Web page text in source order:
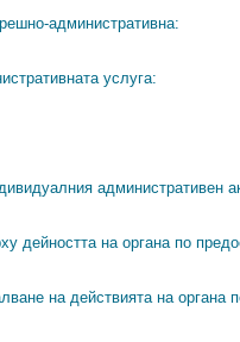
административна:
услуга:
административен
дейността на органа по
на действията на органа